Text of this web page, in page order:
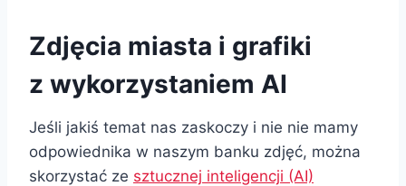
Zdjęcia miasta i grafiki
z wykorzystaniem AI
Jeśli jakiś temat nas zaskoczy i nie nie mamy
odpowiednika w naszym banku zdjęć, można
skorzystać ze sztucznej inteligencji (AI)